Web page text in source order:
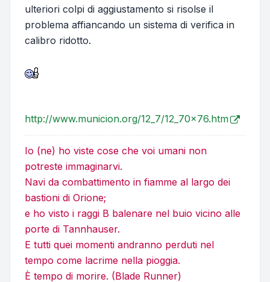
ulteriori colpi di aggiustamento si risolse il
problema affiancando un sistema di verifica in
calibro ridotto.
http://www.municion.org/12_7/12_70x76.htm
Io (ne) ho viste cose che voi umani non
potreste immaginarvi.
Navi da combattimento in fiamme al largo dei
bastioni di Orione;
e ho visto i raggi B balenare nel buio vicino alle
porte di Tannhauser.
E tutti quei momenti andranno perduti nel
tempo come lacrime nella pioggia.
È tempo di morire. (Blade Runner)